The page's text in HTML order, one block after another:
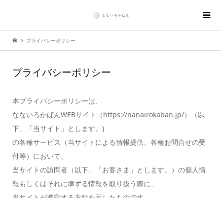
プライバシーポリシー
プライバシーポリシー
本プライバシーポリシーは、
なないろかばんWEBサイト（https://nanairokaban.jp/）（以
下、「当サイト」とします。)
の各種サービス（当サイトによる情報提供、各種お問合せの受
付等）において、
当サイトの訪問者（以下、「お客さま」とします。）の個人情
報もしくはそれに準ずる情報を取り扱う際に、